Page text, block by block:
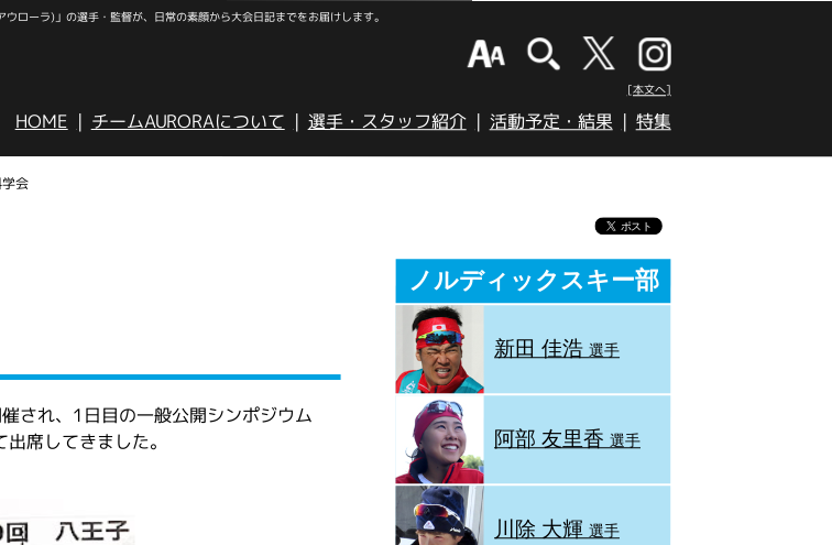
ローラ)」の選手・監督が、日常の素顔から大会日記までをお届けします。
[本文へ]
HOME チームAURORAについて 選手・スタッフ紹介 活動予定・結果 特集
会
され、1日目の一般公開シンポジウム
席してきました。
ノルディックスキー部
新田 佳浩選手
阿部 友里香選手
川除 大輝 選手